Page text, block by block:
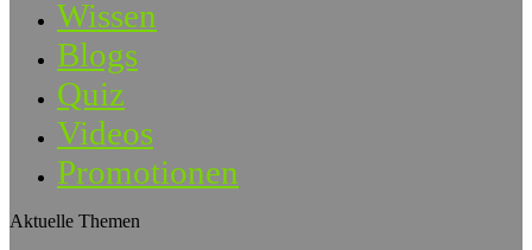
Wissen
Blogs
Quiz
Videos
Promotionen
Aktuelle Themen